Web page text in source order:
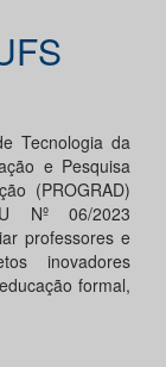
Tecnologia da
e Pesquisa
(PROGRAD)
Nº 06/2023
professores e
inovadores
formal,